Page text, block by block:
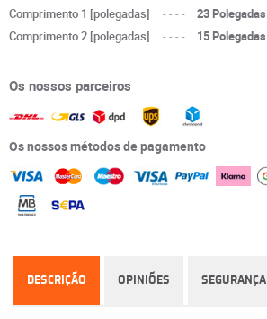
Comprimento 1 [polegadas]
----
23 Polegadas
Comprimento 2 [polegadas]
---- 15 Polegadas
Os nossos parceiros
Os nossos métodos de pagamento
DESCRIÇÃO OPINIÕES SEGURANÇA